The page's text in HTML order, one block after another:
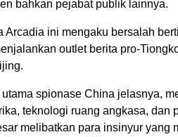
bahkan pejabat publik lainnya.
Arcadia ini mengaku bersalah
outlet berita pro-
spionase China jelasnya,
teknologi ruang angkasa, dan
melibatkan para insinyur yang